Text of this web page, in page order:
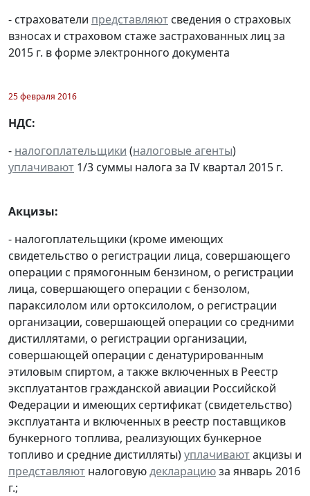
- страхователи представляют сведения о страховых
взносах и страховом стаже застрахованных лиц за
2015 г. в форме электронного документа
25 февраля 2016
НДС:
- налогоплательщики (налоговые агенты)
уплачивают 1/3 суммы налога за IV квартал 2015 г.
Акцизы:
- налогоплательщики (кроме имеющих
свидетельство о регистрации лица, совершающего
операции с прямогонным бензином, о регистрации
лица, совершающего операции с бензолом,
параксилолом или ортоксилолом, о регистрации
организации, совершающей операции со средними
дистиллятами, о регистрации организации,
совершающей операции с денатурированным
этиловым спиртом, а также включенных в Реестр
эксплуатантов гражданской авиации Российской
Федерации и имеющих сертификат (свидетельство)
эксплуатанта и включенных в реестр поставщиков
бункерного топлива, реализующих бункерное
топливо и средние дистилляты)уплачиваютакцизы и
представляют налоговуюдекларациюза январь 2016
г.;